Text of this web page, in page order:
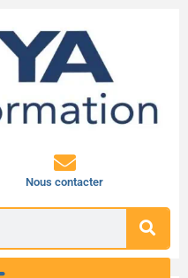
Nous contacter